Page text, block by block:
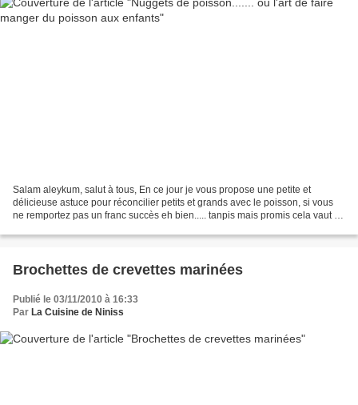
Salam aleykum, salut à tous, En ce jour je vous propose une petite et
délicieuse astuce pour réconcilier petits et grands avec le poisson, si vous
ne remportez pas un franc succès eh bien..... tanpis mais promis cela vaut le
Brochettes de crevettes marinées
Publié le 03/11/2010 à 16:33
Par La Cuisine de Niniss